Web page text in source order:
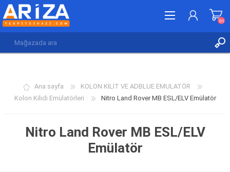
İSTEK LISTESI (0)
(0)
Ana sayfa
KOLON KİLİT VE ADBLUE EMULATÖR
Kolon Kilidi Emülatörleri
Nitro Land Rover MB ESL/ELV Emülatör
Nitro Land Rover MB ESL/ELV
Emülatör